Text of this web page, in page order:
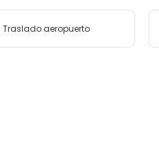
Traslado aeropuerto